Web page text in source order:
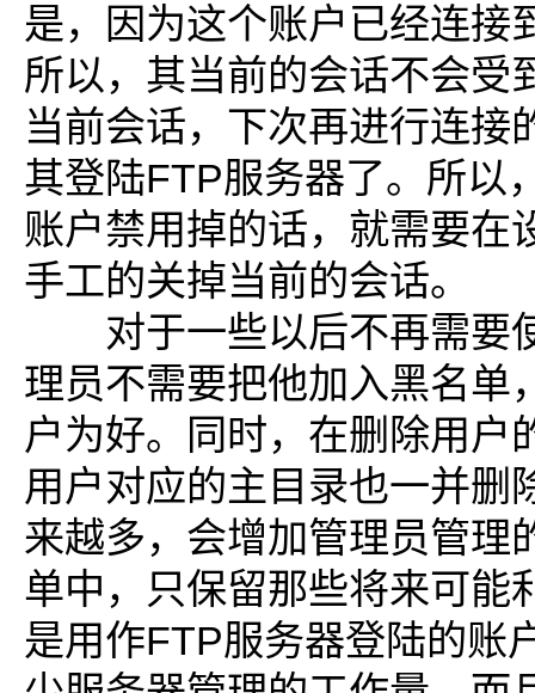
是，因为这个账户已经连接
所以，其当前的会话不会受
当前会话，下次再进行连接
其登陆FTP服务器了。所以
账户禁用掉的话，就需要在
手工的关掉当前的会话。
对于一些以后不再需要
理员不需要把他加入黑名单
户为好。同时，在删除用户
用户对应的主目录也一并删
来越多，会增加管理员管理
单中，只保留那些将来可能
是用作FTP服务器登陆的账